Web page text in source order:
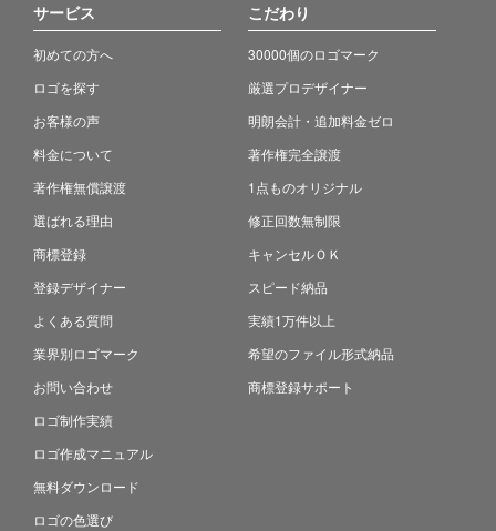
サービス
初めての方へ
ロゴを探す
お客様の声
料金について
著作権無償譲渡
選ばれる理由
商標登録
登録デザイナー
よくある質問
業界別ロゴマーク
お問い合わせ
ロゴ制作実績
ロゴ作成マニュアル
無料ダウンロード
ロゴの色選び
こだわり
30000個のロゴマーク
厳選プロデザイナー
明朗会計・追加料金ゼロ
著作権完全譲渡
1点ものオリジナル
修正回数無制限
キャンセルＯＫ
スピード納品
実績1万件以上
希望のファイル形式納品
商標登録サポート